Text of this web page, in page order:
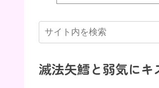
滅法矢鱈と弱気にキ